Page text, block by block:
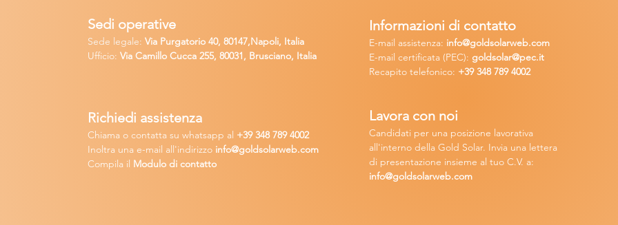
Sedi operative
Sede legale:Via Purgatorio 40, 80147,Napoli, Italia
Ufficio:Via Camillo Cucca 255, 80031, Brusciano, Italia
Richiedi assistenza
Chiama o contatta su whatsapp al +39 348 789 4002
Inoltra una e-mail all'indirizzo info@goldsolarweb.com
Compila il Modulo di contatto
Lavora con noi
Candidati per una posizione lavorativa
all'interno della Gold Solar. Invia una lettera
di presentazione insieme al tuo C.V. a:
info@goldsolarweb.com
Informazioni di contatto
E-mail assistenza: info@goldsolarweb.com
E-mail certificata (PEC): goldsolar@pec.it
Recapito telefonico: +39 348789 4002